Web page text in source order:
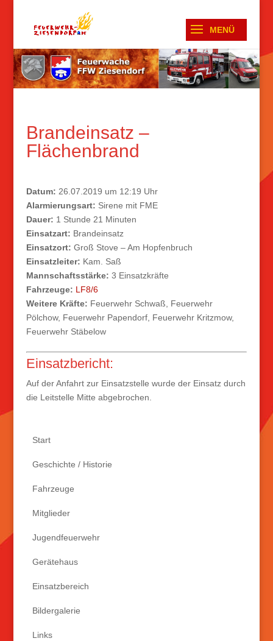
Brandeinsatz –
Flächenbrand
Datum: 26.07.2019 um 12:19 Uhr
Alarmierungsart: Sirene mit FME
Dauer: 1 Stunde 21 Minuten
Einsatzart: Brandeinsatz
Einsatzort: Groß Stove – Am Hopfenbruch
Einsatzleiter: Kam. Saß
Mannschaftsstärke: 3 Einsatzkräfte
Fahrzeuge: LF8/6
Weitere Kräfte: Feuerwehr Schwaß, Feuerwehr
Pölchow, Feuerwehr Papendorf, Feuerwehr Kritzmow,
Feuerwehr Stäbelow
Einsatzbericht:
Auf der Anfahrt zur Einsatzstelle wurde der Einsatz durch
die Leitstelle Mitte abgebrochen.
Start
Geschichte / Historie
Fahrzeuge
Mitglieder
Jugendfeuerwehr
Gerätehaus
Einsatzbereich
Bildergalerie
Links